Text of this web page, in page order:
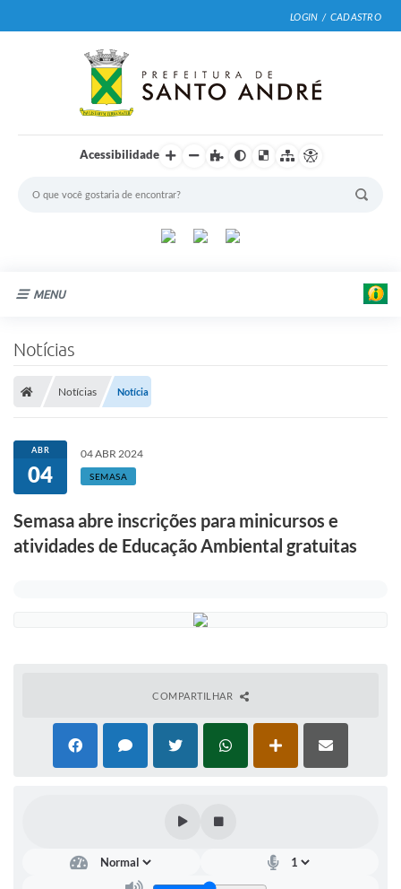
LOGIN / CADASTRO
Acessibilidade
MENU
Portal de Serviços
Transparência
Ônibus
Consultar Processos
Contas Públicas
Fale Conosco
FAQ - Perguntas Frequentes
Legislação
Notícias
Notícias Notícia
ABR
04
04 ABR 2024
SEMASA
Semasa abre inscrições para minicursos e
atividades de Educação Ambiental gratuitas
COMPARTILHAR